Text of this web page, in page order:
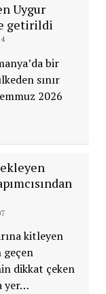
Uygur
getirildi
bir
sınır
2026
kitleyen
geçen
dikkat çeken
yer…